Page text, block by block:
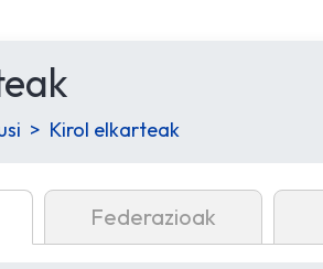
Kirol elkarteak
Federazioak